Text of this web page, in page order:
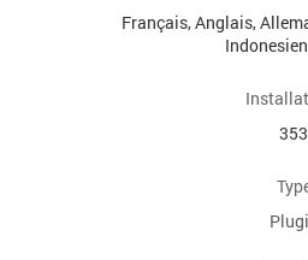
Français, Anglais,
353